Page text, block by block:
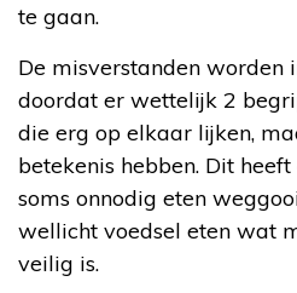
te gaan.
De misverstanden worden
doordat er wettelijk 2
die erg op elkaar lijken,
betekenis hebben. Dit
soms onnodig eten
wellicht voedsel eten wat
veilig is.